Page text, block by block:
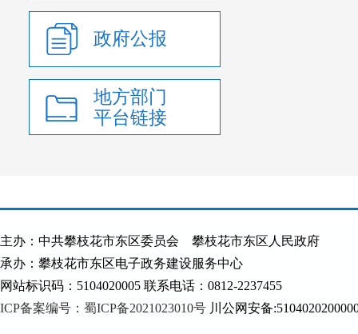
政府公报
地方部门
平台链接
主办：中共攀枝花市东区委员会 攀枝花市东区人民政府
承办：攀枝花市东区电子政务建设服务中心
网站标识码：5104020005 联系电话：0812-2237455
ICP备案编号：蜀ICP备2021023010号 川公网安备